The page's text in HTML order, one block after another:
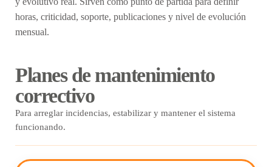
horas, criticidad, soporte, publicaciones y nivel de evolución
mensual.
Planes de mantenimiento
correctivo
Para arreglar incidencias, estabilizar y mantener el sistema
funcionando.